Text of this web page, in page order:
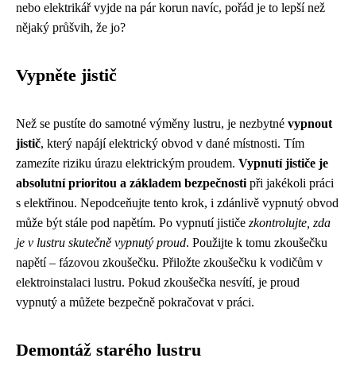
nebo elektrikář vyjde na pár korun navíc, pořád je to lepší než
nějaký průšvih, že jo?
Vypněte jistič
Než se pustíte do samotné výměny lustru, je nezbytné vypnout
jistič, který napájí elektrický obvod v dané místnosti. Tím
zamezíte riziku úrazu elektrickým proudem. Vypnutí jističe je
absolutní prioritou a základem bezpečnostipři jakékoli práci
s elektřinou. Nepodceňujte tento krok, i zdánlivě vypnutý obvod
může být stále pod napětím. Po vypnutí jističe zkontrolujte, zda
je v lustru skutečně vypnutý proud. Použijte k tomu zkoušečku
napětí – fázovou zkoušečku. Přiložte zkoušečku k vodičům v
elektroinstalaci lustru. Pokud zkoušečka nesvítí, je proud
vypnutý a můžete bezpečně pokračovat v práci.
Demontáž starého lustru